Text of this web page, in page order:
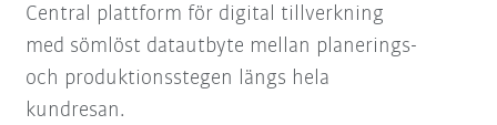
Central plattform för digital tillverkning
med sömlöst datautbyte mellan planerings-
och produktionsstegen längs hela
kundresan.